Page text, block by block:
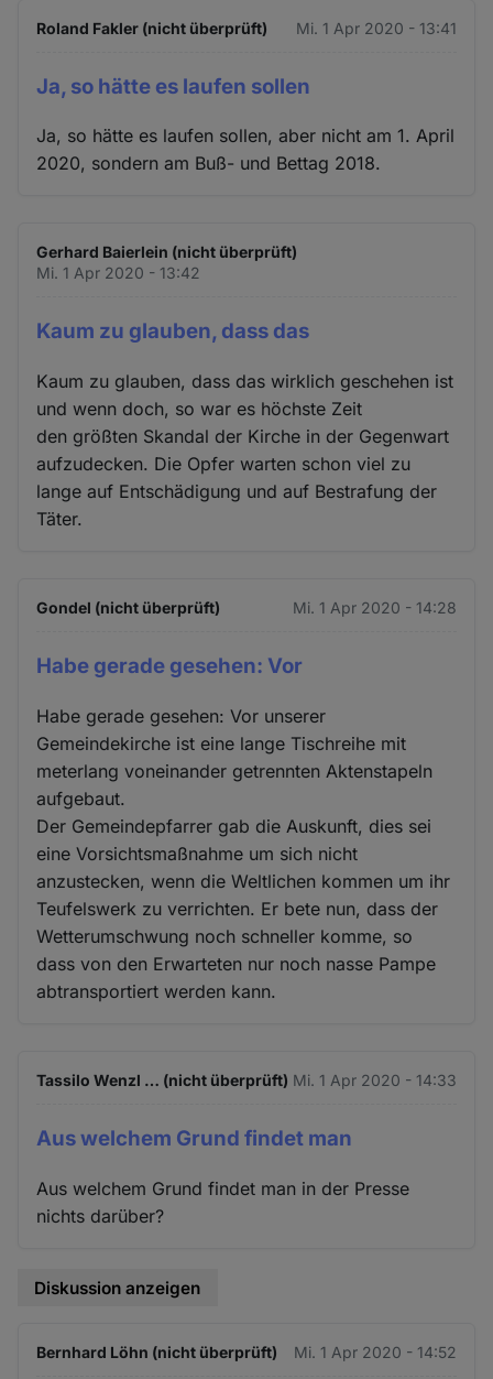
Roland Fakler (nicht überprüft) Mi. 1 Apr 2020 - 13:41
Ja, so hätte es laufen sollen
Ja, so hätte es laufen sollen, aber nicht am 1. April
2020, sondern am Buß- und Bettag 2018.
Gerhard Baierlein (nicht überprüft)
Mi. 1 Apr 2020 - 13:42
Kaum zu glauben, dass das
Kaum zu glauben, dass das wirklich geschehen ist
und wenn doch, so war es höchste Zeit
den größten Skandal der Kirche in der Gegenwart
aufzudecken. Die Opfer warten schon viel zu
lange auf Entschädigung und auf Bestrafung der
Täter.
Gondel (nicht überprüft) Mi. 1 Apr 2020 - 14:28
Habe gerade gesehen: Vor
Habe gerade gesehen: Vor unserer
Gemeindekirche ist eine lange Tischreihe mit
meterlang voneinander getrennten Aktenstapeln
aufgebaut.
Der Gemeindepfarrer gab die Auskunft, dies sei
eine Vorsichtsmaßnahme um sich nicht
anzustecken, wenn die Weltlichen kommen um ihr
Teufelswerk zu verrichten. Er bete nun, dass der
Wetterumschwung noch schneller komme, so
dass von den Erwarteten nur noch nasse Pampe
abtransportiert werden kann.
Tassilo Wenzl … (nicht überprüft) Mi. 1 Apr 2020 - 14:33
Aus welchem Grund findet man
Aus welchem Grund findet man in der Presse
nichts darüber?
Diskussion anzeigen
Bernhard Löhn (nicht überprüft) Mi. 1 Apr 2020 - 14:52